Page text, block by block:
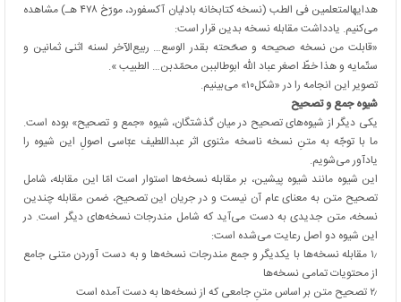
هدایهالمتعلمین فی الطب (نسخه کتابخانه بادلیان آکسفورد، مورّخ ۴۷۸ هـ) مشاهده
می‌کنیم. یادداشت مقابله نسخه بدین قرار است:
«قابلت من نسخه صحیحه و صحّحته بقدر الوسع… ربیع‌الآخر لسنه اثنی ثمانین و
ستّمایه و هذا خطّ اصغر عباد الله ابوطالب‏بن‏ محمّد‏بن‏… الطبیب ».
تصویر این انجامه را در «شکل۱۰» می‌بینیم.
شیوه جمع و تصحیح
یکی دیگر از شیوه‌های تصحیح در میان گذشتگان، شیوه «جمع و تصحیح» بوده است.
ما با توجّه به متنِ نسخه ناسخه مثنوی اثر عبداللطیف عبّاسی اصولِ این شیوه را
یادآور می‌شویم.
این شیوه مانند شیوه پیشین، بر مقابله نسخه‌ها استوار است امّا این مقابله، شامل
تصحیح متن به معنای عام آن نیست و در جریان این تصحیح، ضمن مقابله چندین
نسخه، متن جدیدی به دست می‌آید که شامل مندرجات نسخه‌های دیگر است. در
این شیوه دو اصل رعایت می‌شده است:
۱٫ مقابله نسخه‌ها با یکدیگر و جمع مندرجات نسخه‌ها و به دست آوردن متنی جامع
از محتویات تمامی نسخه‌ها
۲٫ تصحیح متن بر اساس متنِ جامعی که از نسخه‌ها به دست آمده است